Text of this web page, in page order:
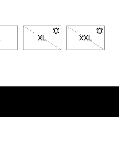
XL- サイズXLは在庫切れ
XXL- サイズ